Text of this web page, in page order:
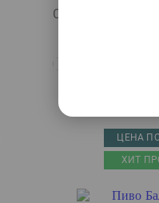
Сортировать по:
ЦЕНА
ХИТ